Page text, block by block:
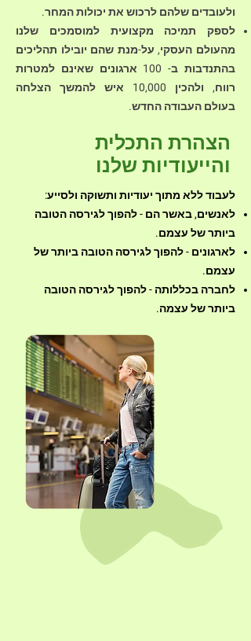
ולעובדים שלהם לרכוש את יכולות המחר.
לספק תמיכה מקצועית למוסמכים שלנו
מהעולם העסקי, על-מנת שהם יובילו תהליכים
בהתנדבות ב- 100 ארגונים שאינם למטרות
רווח, ולהכין 10,000 איש להמשך הצלחה
בעולם העבודה החדש.
הצהרת התכלית
והייעודיות שלנו
לעבוד ללא מתוך יעודיות ותשוקה ולסייע:
לאנשים, באשר הם - להפוך לגירסה הטובה
ביותר של עצמם.
לארגונים - להפוך לגירסה הטובה ביותר של
עצמם.
לחברה בכללותה - להפוך לגירסה הטובה
ביותר של עצמה.